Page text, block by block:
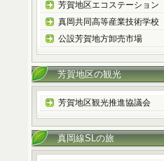
芳賀地区エコステーション
真岡共同高等産業技術学校
公設芳賀地方卸売市場
芳賀地区の観光
芳賀地区観光推進協議会
真岡線SLの旅